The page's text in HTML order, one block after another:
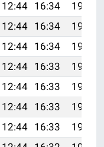
12:44 16:34
19:54
12:44 16:34
19:53
12:44 16:34
19:52
12:44 16:33
19:51
12:44 16:33
19:50
12:44 16:33
19:49
12:44 16:33
19:48